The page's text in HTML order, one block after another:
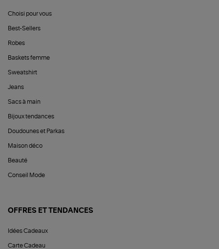
Choisi pour vous
Best-Sellers
Robes
Baskets femme
Sweatshirt
Jeans
Sacs à main
Bijoux tendances
Doudounes et Parkas
Maison déco
Beauté
Conseil Mode
OFFRES ET TENDANCES
Idées Cadeaux
Carte Cadeau